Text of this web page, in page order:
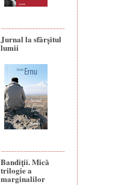
Jurnal la sfârșitul
lumii
Bandiţii. Mică
trilogie a
marginalilor